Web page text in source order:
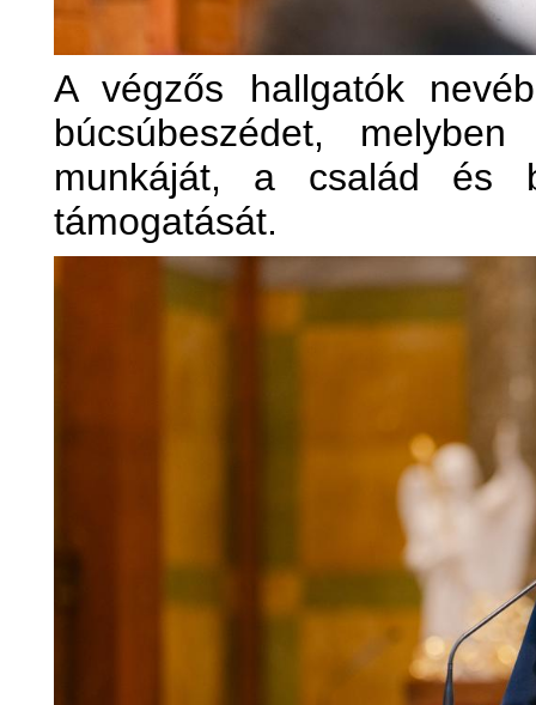
A végzős hallgatók
búcsúbeszédet,
munkáját, a család és
támogatását.